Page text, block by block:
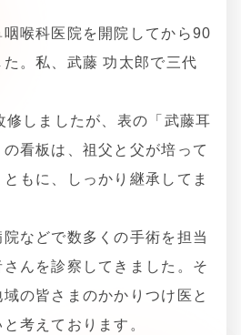
喉科医院を開院してから90
。私、武藤 功太郎で三代
修しましたが、表の「武藤耳
看板は、祖父と父が培って
もに、しっかり継承してま
などで数多くの手術を担当
んを診察してきました。そ
の皆さまのかかりつけ医と
考えております。